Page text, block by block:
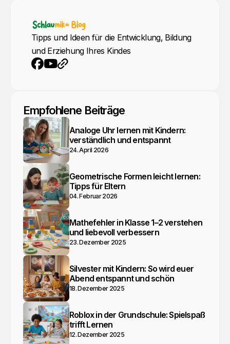
Tipps und Ideen für die Entwicklung, Bildung
und Erziehung Ihres Kindes
Empfohlene Beiträge
Analoge Uhr lernen mit Kindern:
verständlich und entspannt
24. April 2026
Geometrische Formen leicht lernen:
Tipps für Eltern
04. Februar 2026
Mathefehler in Klasse 1–2 verstehen
und liebevoll verbessern
23. Dezember 2025
Silvester mit Kindern: So wird euer
Abend entspannt und schön
18. Dezember 2025
Roblox in der Grundschule: Spielspaß
trifft Lernen
12. Dezember 2025